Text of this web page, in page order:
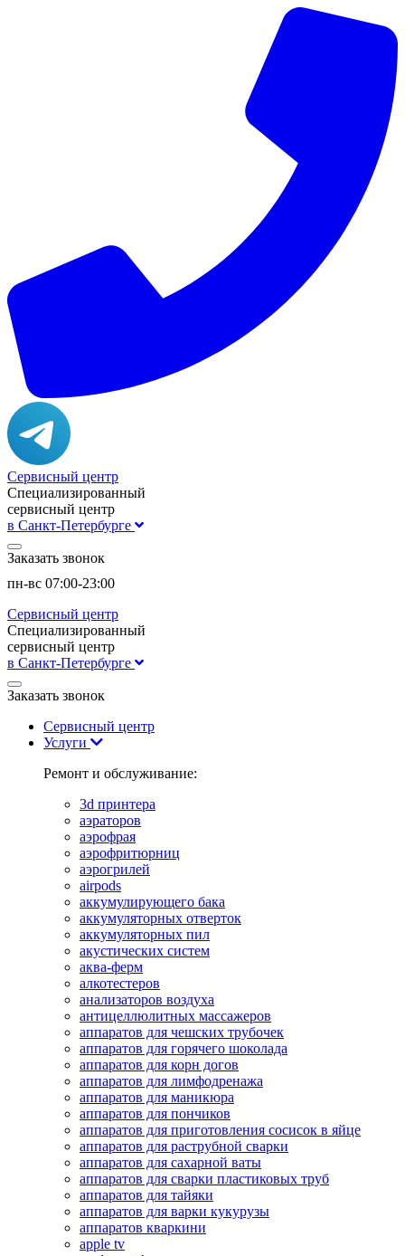
Сервисный центр
Специализированный
сервисный центр
в Санкт-Петербурге
Заказать звонок
пн-вс 07:00-23:00
Сервисный центр
Специализированный
сервисный центр
в Санкт-Петербурге
Заказать звонок
Сервисный центр
Услуги
Ремонт и обслуживание:
3d принтера
аэраторов
аэрофрая
аэрофритюрниц
аэрогрилей
airpods
аккумулирующего бака
аккумуляторных отверток
аккумуляторных пил
акустических систем
аква-ферм
алкотестеров
анализаторов воздуха
антицеллюлитных массажеров
аппаратов для чешских трубочек
аппаратов для горячего шоколада
аппаратов для корн догов
аппаратов для лимфодренажа
аппаратов для маникюра
аппаратов для пончиков
аппаратов для приготовления сосисок в яйце
аппаратов для раструбной сварки
аппаратов для сахарной ваты
аппаратов для сварки пластиковых труб
аппаратов для тайяки
аппаратов для варки кукурузы
аппаратов кваркини
apple tv